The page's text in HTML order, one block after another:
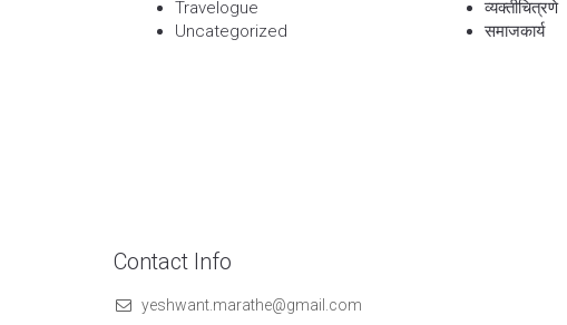
Travelogue
Uncategorized
व्यक्तीचित्रणे
समाजकार्य
Contact Info
yeshwant.marathe@gmail.com